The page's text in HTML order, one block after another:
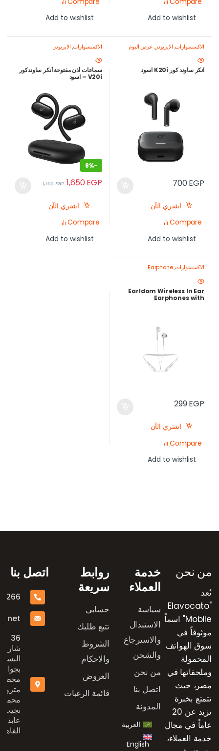
Add to wishlist
Add to wishlist
الاكسسوارات, الايربودز, عرض اليوم
انكر ساوند كور K20i اسود
700EGP
اشتري الآن
Compare
Add to wishlist
الاكسسوارات, الايربودز
سماعات أذن مفتوحة أنكر ساوندكور
V20i – اسود
-
8%
1,650EGP
1,799EGP
اشتري الآن
Compare
Add to wishlist
الاكسسوارات,
Earphone
Earldom Wireless In Ear
Earphones with
299EGP
اشتري الآن
Compare
Add to wishlist
من نحن
تُعد
"Elavocato
Mobile" اسماً
موثوقاً في
سوق الهواتف
المحمولة
وملحقاتها في
مصر، حيث
تتمتع بخبرة
تزيد عن 20
عاماً في مجال
خدمة العملاء،
خدمة
العملاء
سياسة
الاستبدال
والاسترجاع
والشحن
من نحن
اتصل بنا
المدونة
العربية
English
روابط
سريعة
حسابي
تتبع طلبك
الشروط
والاحكام
العروض
قائمة الرغبات
اتصل بنا
36
شارع
بجوار
محطة
مترو
محمد
نجيب،